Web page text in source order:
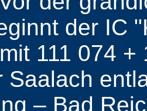
der IC
111 074
Saalach
– Bad